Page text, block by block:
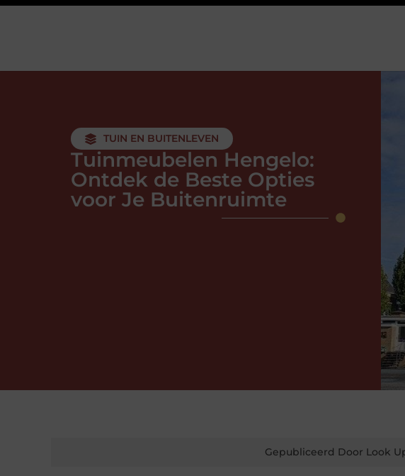
TUIN EN BUITENLEVEN
Tuinmeubelen Hengelo:
Ontdek de Beste Opties
voor Je Buitenruimte
Gepubliceerd Door Look